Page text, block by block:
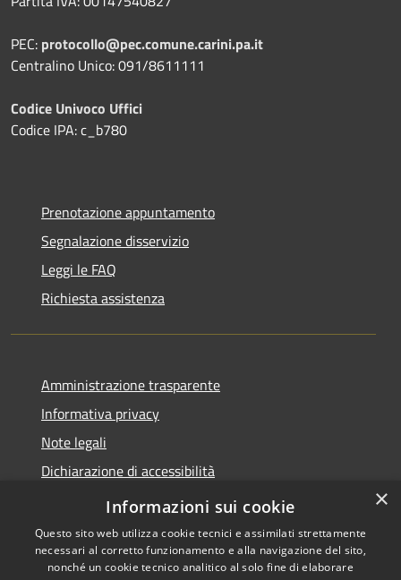
PEC: protocollo@pec.comune.carini.pa.it
Centralino Unico: 091/8611111
Codice Univoco Uffici
Codice IPA: c_b780
Prenotazione appuntamento
Segnalazione disservizio
Leggi le FAQ
Richiesta assistenza
Amministrazione trasparente
Informativa privacy
Note legali
Dichiarazione di accessibilità
Privacy e protezione dei dati
×
Informazioni sui cookie
Questo sito web utilizza cookie tecnici e assimilati strettamente
necessari al corretto funzionamento e alla navigazione del sito,
nonché un cookie tecnico analitico al solo fine di elaborare